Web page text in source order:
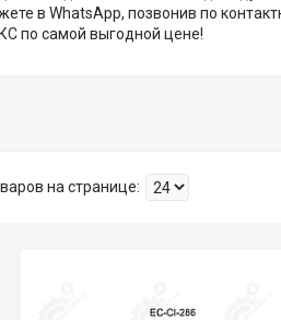
в WhatsApp, позвонив по
по самой выгодной цене!